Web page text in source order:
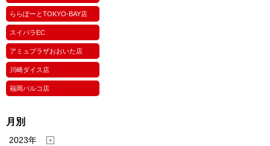
ららぽーとTOKYO-BAY店
スイパラEC
アミュプラザおおいた店
川崎ダイス店
福岡パルコ店
月別
2023年